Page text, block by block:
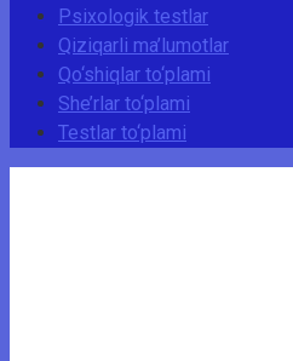
Psixologik testlar
Qiziqarli ma’lumotlar
Qo‘shiqlar to‘plami
She’rlar to‘plami
Testlar to‘plami